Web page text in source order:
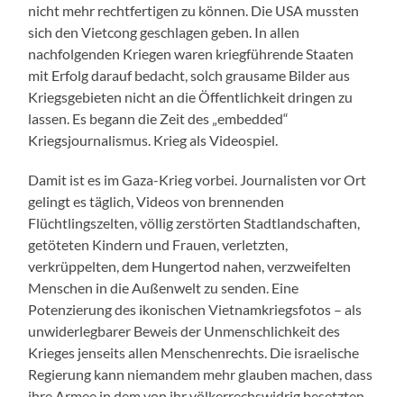
nicht mehr rechtfertigen zu können. Die USA mussten
sich den Vietcong geschlagen geben. In allen
nachfolgenden Kriegen waren kriegführende Staaten
mit Erfolg darauf bedacht, solch grausame Bilder aus
Kriegsgebieten nicht an die Öffentlichkeit dringen zu
lassen. Es begann die Zeit des „embedded“
Kriegsjournalismus. Krieg als Videospiel.
Damit ist es im Gaza-Krieg vorbei. Journalisten vor Ort
gelingt es täglich, Videos von brennenden
Flüchtlingszelten, völlig zerstörten Stadtlandschaften,
getöteten Kindern und Frauen, verletzten,
verkrüppelten, dem Hungertod nahen, verzweifelten
Menschen in die Außenwelt zu senden. Eine
Potenzierung des ikonischen Vietnamkriegsfotos – als
unwiderlegbarer Beweis der Unmenschlichkeit des
Krieges jenseits allen Menschenrechts. Die israelische
Regierung kann niemandem mehr glauben machen, dass